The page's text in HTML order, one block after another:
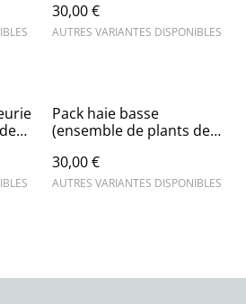
espèces différentes)
30,00 €
AUTRES VARIANTES DISPONIBLES
Pack haie basse
(ensemble de plants de
différentes de faible
encombrement)
30,00 €
AUTRES VARIANTES DISPONIBLES